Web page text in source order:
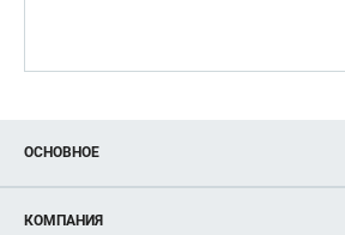
ОСНОВНОЕ
Новости
КОМПАНИЯ